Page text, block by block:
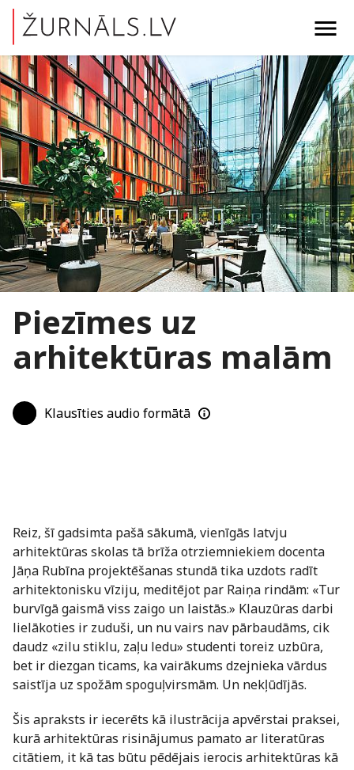
menu
Piezīmes uz
arhitektūras malām
Klausīties audio formātā
Reiz, šī gadsimta pašā sākumā, vienīgās latvju
arhitektūras skolas tā brīža otrziemniekiem docenta
Jāņa Rubīna projektēšanas stundā tika uzdots radīt
arhitektonisku vīziju, meditējot par Raiņa rindām: «Tur
burvīgā gaismā viss zaigo un laistās.» Klauzūras darbi
lielākoties ir zuduši, un nu vairs nav pārbaudāms, cik
daudz «zilu stiklu, zaļu ledu» studenti toreiz uzbūra,
bet ir diezgan ticams, ka vairākums dzejnieka vārdus
saistīja uz spožām spoguļvirsmām. Un nekļūdījās.
Šis apraksts ir iecerēts kā ilustrācija apvērstai praksei,
kurā arhitektūras risinājumus pamato ar literatūras
citātiem, it kā tas būtu pēdējais ierocis arhitektūras kā